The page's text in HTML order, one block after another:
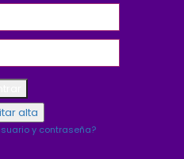
y contraseña?